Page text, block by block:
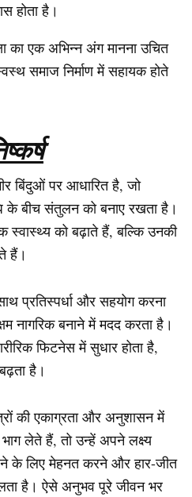
होता है।
का एक अभिन्न अंग मानना उचित
समाज निर्माण में सहायक होते
बिंदुओं पर आधारित है, जो
के बीच संतुलन को बनाए रखता है।
को बढ़ाते हैं, बल्कि उनकी
हैं।
प्रतिस्पर्धा और सहयोग करना
नागरिक बनाने में मदद करता है।
फिटनेस में सुधार होता है,
है।
की एकाग्रता और अनुशासन में
लेते हैं, तो उन्हें अपने लक्ष्य
के लिए मेहनत करने और हार-जीत
है। ऐसे अनुभव पूरे जीवन भर